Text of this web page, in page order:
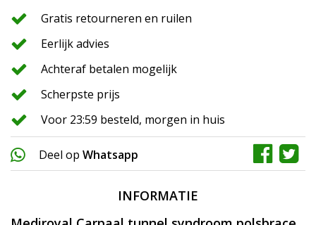
Gratis retourneren en ruilen
Eerlijk advies
Achteraf betalen mogelijk
Scherpste prijs
Voor 23:59 besteld, morgen in huis
Deel op Whatsapp
INFORMATIE